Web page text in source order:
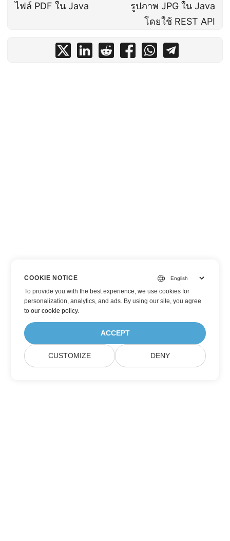
ไฟล์ PDF ใน Java
รูปภาพ JPG ใน Java
โดยใช้ REST API
COOKIE NOTICE
To provide you with the best experience, we use cookies for
personalization, analytics, and ads. By using our site, you agree
toour cookie policy.
ACCEPT
CUSTOMIZE DENY